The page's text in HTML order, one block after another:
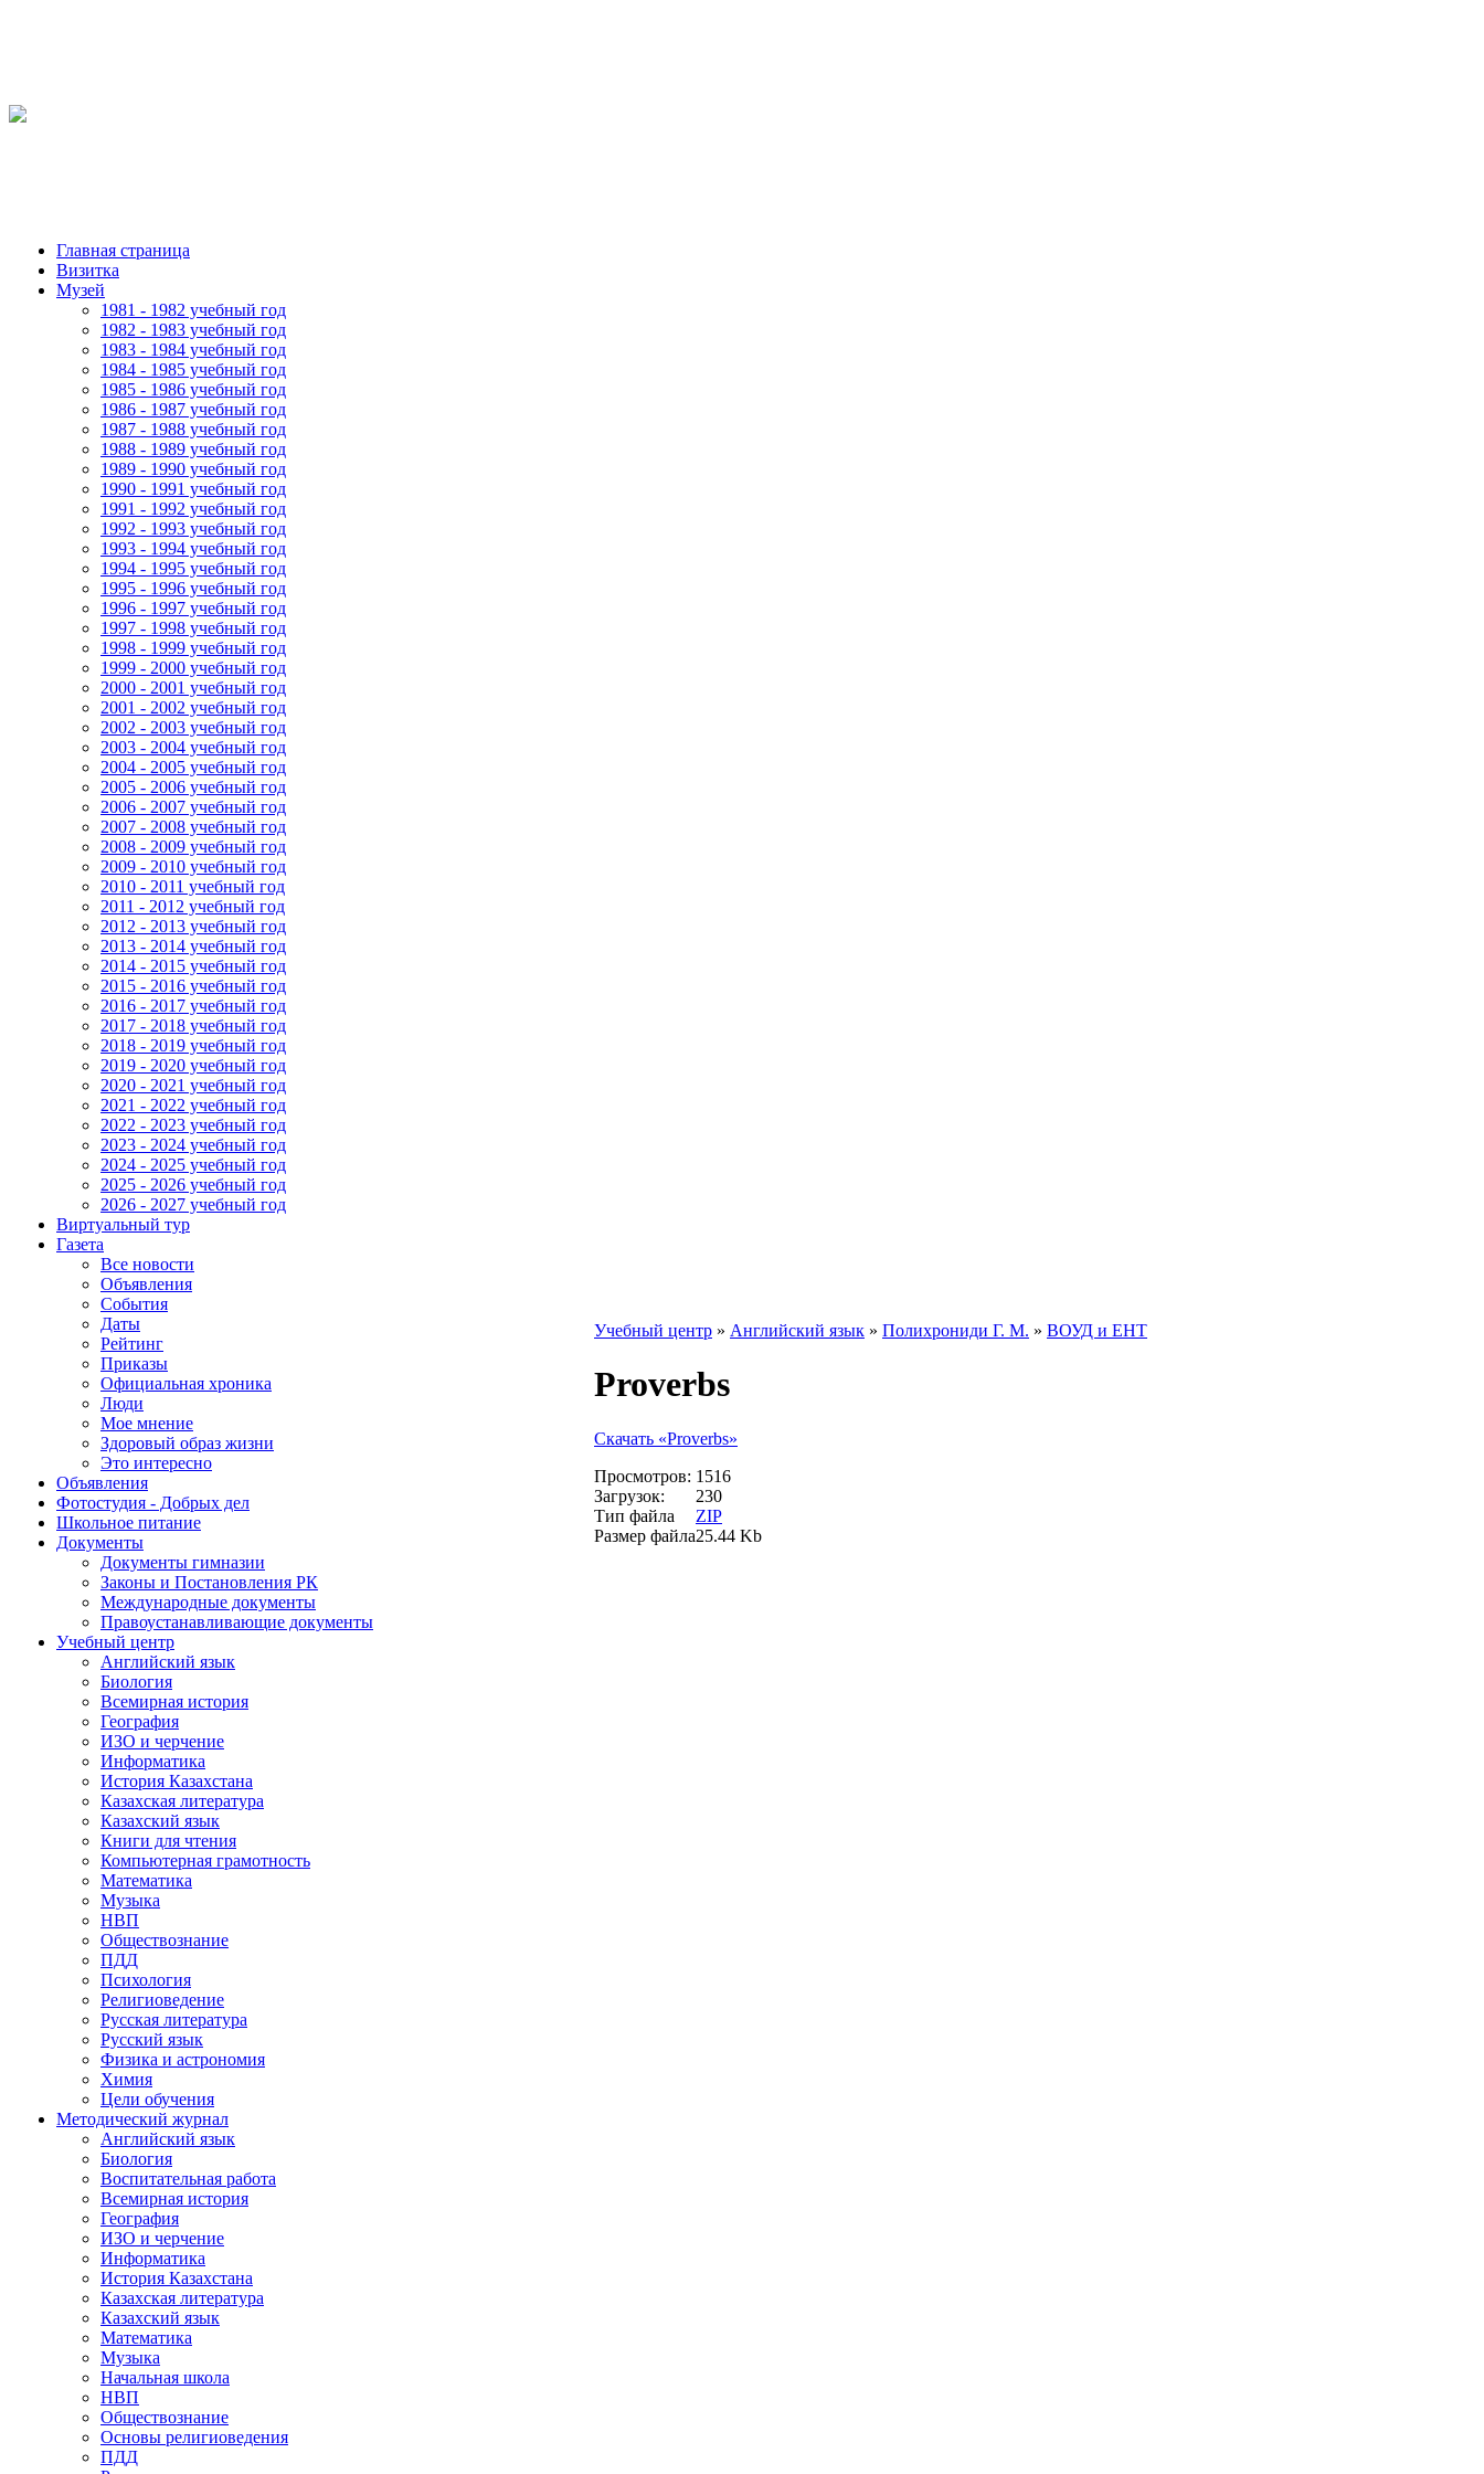
Главная страница
Визитка
Музей
1981 - 1982 учебный год
1982 - 1983 учебный год
1983 - 1984 учебный год
1984 - 1985 учебный год
1985 - 1986 учебный год
1986 - 1987 учебный год
1987 - 1988 учебный год
1988 - 1989 учебный год
1989 - 1990 учебный год
1990 - 1991 учебный год
1991 - 1992 учебный год
1992 - 1993 учебный год
1993 - 1994 учебный год
1994 - 1995 учебный год
1995 - 1996 учебный год
1996 - 1997 учебный год
1997 - 1998 учебный год
1998 - 1999 учебный год
1999 - 2000 учебный год
2000 - 2001 учебный год
2001 - 2002 учебный год
2002 - 2003 учебный год
2003 - 2004 учебный год
2004 - 2005 учебный год
2005 - 2006 учебный год
2006 - 2007 учебный год
2007 - 2008 учебный год
2008 - 2009 учебный год
2009 - 2010 учебный год
2010 - 2011 учебный год
2011 - 2012 учебный год
2012 - 2013 учебный год
2013 - 2014 учебный год
2014 - 2015 учебный год
2015 - 2016 учебный год
2016 - 2017 учебный год
2017 - 2018 учебный год
2018 - 2019 учебный год
2019 - 2020 учебный год
2020 - 2021 учебный год
2021 - 2022 учебный год
2022 - 2023 учебный год
2023 - 2024 учебный год
2024 - 2025 учебный год
2025 - 2026 учебный год
2026 - 2027 учебный год
Виртуальный тур
Газета
Все новости
Объявления
События
Даты
Рейтинг
Приказы
Официальная хроника
Люди
Мое мнение
Здоровый образ жизни
Это интересно
Объявления
Фотостудия - Добрых дел
Школьное питание
Документы
Документы гимназии
Законы и Постановления РК
Международные документы
Правоустанавливающие документы
Учебный центр
Английский язык
Биология
Всемирная история
География
ИЗО и черчение
Информатика
История Казахстана
Казахская литература
Казахский язык
Книги для чтения
Компьютерная грамотность
Математика
Музыка
НВП
Обществознание
ПДД
Психология
Религиоведение
Русская литература
Русский язык
Физика и астрономия
Химия
Цели обучения
Методический журнал
Английский язык
Биология
Воспитательная работа
Всемирная история
География
ИЗО и черчение
Информатика
История Казахстана
Казахская литература
Казахский язык
Математика
Музыка
Начальная школа
НВП
Обществознание
Основы религиоведения
ПДД
Учебный центр » Английский язык » Полихрониди Г. М. » ВОУД и ЕНТ
Proverbs
Скачать «Proverbs»
Просмотров: 1516
Загрузок:
230
Тип файла
ZIP
Размер файла25.44 Kb